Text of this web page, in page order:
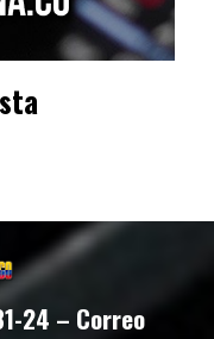
24 – Correo